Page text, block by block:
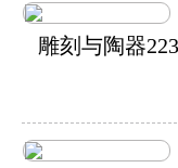
雕刻与陶器